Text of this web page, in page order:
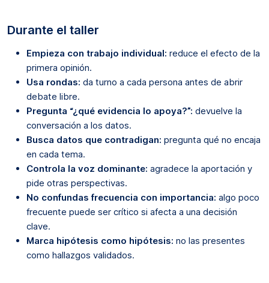
Durante el taller
Empieza con trabajo individual: reduce el efecto de la
primera opinión.
Usa rondas: da turno a cada persona antes de abrir
debate libre.
Pregunta “¿qué evidencia lo apoya?”: devuelve la
conversación a los datos.
Busca datos que contradigan: pregunta qué no encaja
en cada tema.
Controla la voz dominante: agradece la aportación y
pide otras perspectivas.
No confundas frecuencia con importancia: algo poco
frecuente puede ser crítico si afecta a una decisión
clave.
Marca hipótesis como hipótesis: no las presentes
como hallazgos validados.